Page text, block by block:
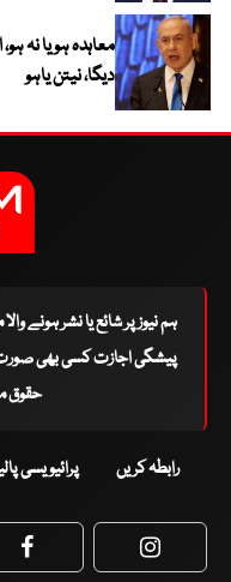
معاہدہ ہو یا نہ
دیگا، نیتن یاہو
ہم نیوز پر شائع یا نشر ہونے
پیشگی اجازت کسی بھی صورت
حقوق
رابطہ کریں پرائیویسی
Facebook